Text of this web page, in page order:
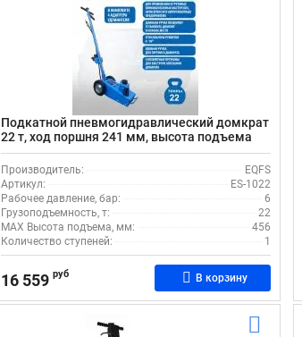
Подкатной пневмогидравлический домкрат
22 т, ход поршня 241 мм, высота подъема
215-456 мм, EQFS ES-1022
Производитель:
EQFS
Артикул:
ES-1022
Рабочее давление, бар:
6
Грузоподъемность, т:
22
MAX Высота подъема, мм:
456
Количество ступеней:
1
16 559 руб В корзину